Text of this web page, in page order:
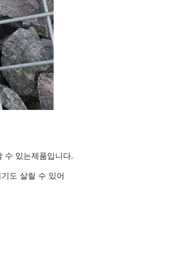
수 있는제품입니다.
도 살릴 수 있어